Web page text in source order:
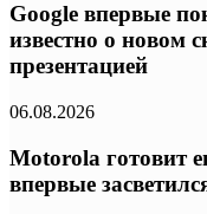
Google впервые
известно о новом
презентацией
06.08.2026
Motorola готовит
впервые